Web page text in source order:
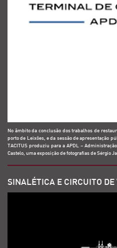
No âmbito da conclusão dos trabalhos de
porto de Leixões, e da sessão de apresentação
TACITUS produziu para a APDL –
Castelo, uma exposição de fotografias de Sérgio
SINALÉTICA E CIRCUITO DE